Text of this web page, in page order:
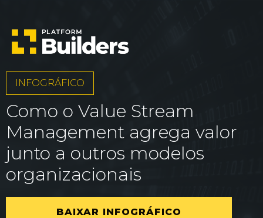
INFOGRÁFICO
Como o Value Stream
Management agrega valor
junto a outros modelos
organizacionais
BAIXAR INFOGRÁFICO